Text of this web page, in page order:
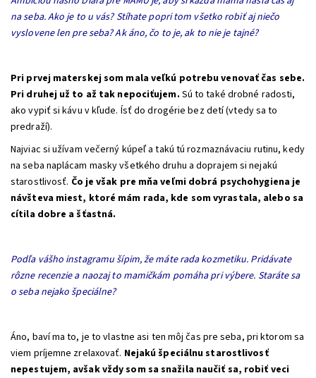
na seba. Ako je to u vás? Stíhate popri tom všetko robiť aj niečo
vyslovene len pre seba? Ak áno, čo to je, ak to nie je tajné?
Pri prvej materskej som mala veľkú potrebu venovať čas sebe.
Pri druhej už to až tak nepociťujem. Sú to také drobné radosti,
ako vypiť si kávu v kľude. Ísť do drogérie bez detí (vtedy sa to
predraží).
Najviac si užívam večerný kúpeľ a takú tú rozmaznávaciu rutinu, kedy
na seba naplácam masky všetkého druhu a doprajem si nejakú
starostlivosť. Čo je však pre mňa veľmi dobrá psychohygiena je
návšteva miest, ktoré mám rada, kde som vyrastala, alebo sa
cítila dobre a šťastná.
Podľa vášho instagramu šípim, že máte rada kozmetiku. Pridávate
rôzne recenzie a naozaj to mamičkám pomáha pri výbere. Staráte sa
o seba nejako špeciálne?
Áno, baví ma to, je to vlastne asi ten môj čas pre seba, pri ktorom sa
viem príjemne zrelaxovať. Nejakú špeciálnu starostlivosť
nepestujem, avšak vždy som sa snažila naučiť sa, robiť veci